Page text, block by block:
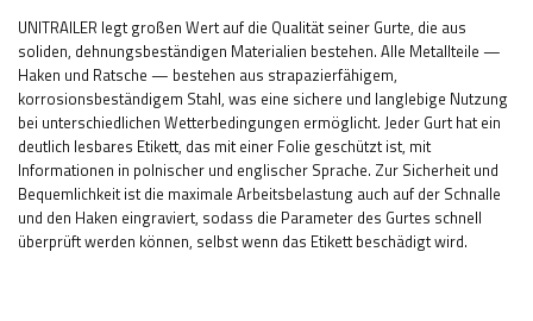
UNITRAILER legt großen Wert auf die Qualität seiner Gurte, die aus
soliden, dehnungsbeständigen Materialien bestehen. Alle Metallteile —
Haken und Ratsche — bestehen aus strapazierfähigem,
korrosionsbeständigem Stahl, was eine sichere und langlebige Nutzung
bei unterschiedlichen Wetterbedingungen ermöglicht. Jeder Gurt hat ein
deutlich lesbares Etikett, das mit einer Folie geschützt ist, mit
Informationen in polnischer und englischer Sprache. Zur Sicherheit und
Bequemlichkeit ist die maximale Arbeitsbelastung auch auf der Schnalle
und den Haken eingraviert, sodass die Parameter des Gurtes schnell
überprüft werden können, selbst wenn das Etikett beschädigt wird.